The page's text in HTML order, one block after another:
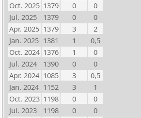
Oct. 2025 1379 0
0
Jul. 2025
1379 0
0
Apr. 2025 1379 3
2
Jan. 2025 1381 1
0,5
Oct. 2024 1376 1
0
Jul. 2024
1390 0
0
Apr. 2024 1085 3
0,5
Jan. 2024 1152 3
1
Oct. 2023 1198 0
0
Jul. 2023
1198 0
0